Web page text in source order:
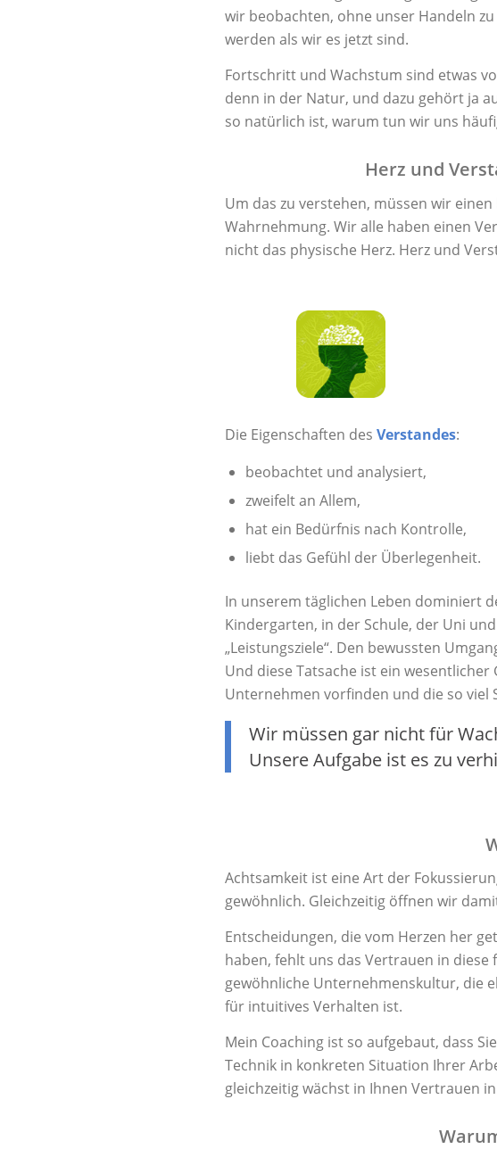
wir beobachten, ohne unser Handeln
werden als wir es jetzt sind.
Fortschritt und Wachstum sind etwas
denn in der Natur, und dazu gehört ja
so natürlich ist, warum tun wir uns
Herz und
Um das zu verstehen, müssen wir
Wahrnehmung. Wir alle haben einen
nicht das physische Herz. Herz und
Die Eigenschaften des Verstandes:
beobachtet und analysiert,
zweifelt an Allem,
hat ein Bedürfnis nach Kontrolle,
liebt das Gefühl der Überlegenheit.
In unserem täglichen Leben dominiert
Kindergarten, in der Schule, der Uni
„Leistungsziele“. Den bewussten
Und diese Tatsache ist ein
Unternehmen vorfinden und die so viel
Wir müssen gar nicht für
Unsere Aufgabe ist es zu
Achtsamkeit ist eine Art der
gewöhnlich. Gleichzeitig öffnen wir
Entscheidungen, die vom Herzen her
haben, fehlt uns das Vertrauen in
gewöhnliche Unternehmenskultur, die
für intuitives Verhalten ist.
Mein Coaching ist so aufgebaut, dass
Technik in konkreten Situation Ihrer
gleichzeitig wächst in Ihnen Vertrauen